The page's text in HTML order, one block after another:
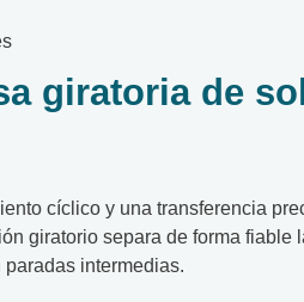
giratoria de
cíclico y una transferencia
giratorio separa de forma fiable
intermedias.